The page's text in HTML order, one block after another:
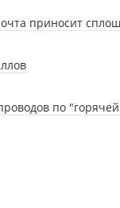
приносит
по